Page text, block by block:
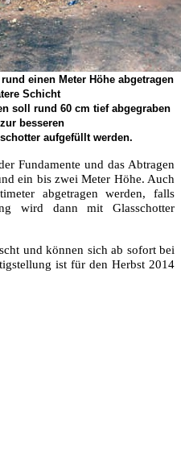
einen Meter Höhe abgetragen
Schicht
soll rund 60 cm tief abgegraben
besseren
aufgefüllt werden.
Fundamente und das Abtragen
ein bis zwei Meter Höhe. Auch
abgetragen werden, falls
wird dann mit Glasschotter
und können sich ab sofort bei
ist für den Herbst 2014